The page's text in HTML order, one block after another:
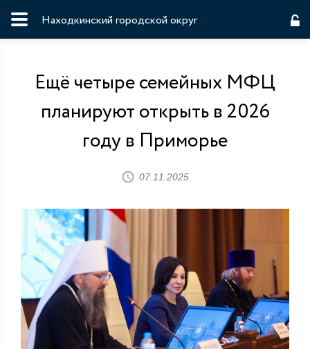
Находкинский городской округ
Ещё четыре семейных МФЦ
планируют открыть в 2026
году в Приморье
07.11.2025